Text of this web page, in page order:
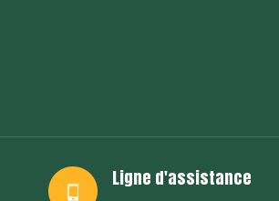
Ligne d'assistance